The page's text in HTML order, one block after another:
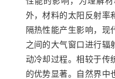
外，材料的太阳反射率
隔热性能产生影响，现
之间的大气窗口进行辐
动冷却过程。相较于传
的优势显著。自然界中